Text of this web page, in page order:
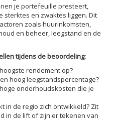
je portefeuille presteert,
sterktes en zwaktes liggen. Dit
zoals huurinkomsten,
en beheer, leegstand en de
tijdens de beoordeling:
rendement op?
hoog leegstandspercentage?
onderhoudskosten die je
in de regio zich ontwikkeld? Zit
in de lift of zijn er tekenen van